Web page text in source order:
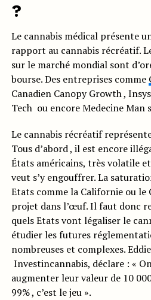
?
Le cannabis médical présente
rapport au cannabis récréatif.
sur le marché mondial sont
bourse. Des entreprises comme
Canadien Canopy Growth ,
Tech ou encore Medecine Man
Le cannabis récréatif
Tous d’abord , il est encore
États américains, très volatile
veut s’y engouffrer. La
Etats comme la Californie ou
projet dans l’œuf. Il faut donc
quels Etats vont légaliser le
étudier les futures
nombreuses et complexes.
Investincannabis, déclare : «
augmenter leur valeur de 10
99% , c’est le jeu ».